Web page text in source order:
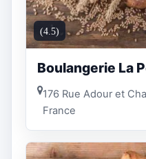
(4.5)
Boulangerie La
176 Rue Adour et
France